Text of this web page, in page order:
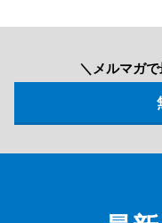
＼メルマガ